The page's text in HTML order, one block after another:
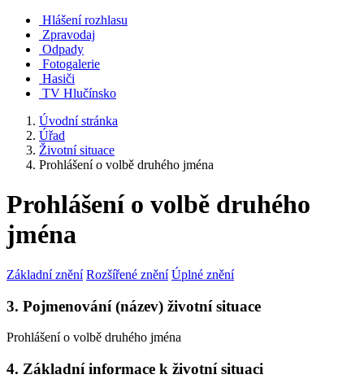
Hlášení rozhlasu
Zpravodaj
Odpady
Fotogalerie
Hasiči
TV Hlučínsko
Úvodní stránka
Úřad
Životní situace
Prohlášení o volbě druhého jména
Prohlášení o volbě druhého
jména
Základní znění Rozšířené znění Úplné znění
3. Pojmenování (název) životní situace
Prohlášení o volbě druhého jména
4. Základní informace k životní situaci